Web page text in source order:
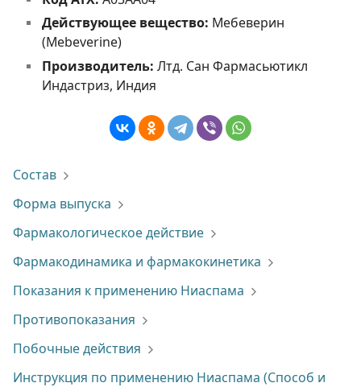
Действующее вещество: Мебеверин
(Mebeverine)
Производитель: Лтд. Сан Фармасьютикл
Индастриз, Индия
Состав
Форма выпуска
Фармакологическое действие
Фармакодинамика и фармакокинетика
Показания к применению Ниаспама
Противопоказания
Побочные действия
Инструкция по применению Ниаспама (Способ и